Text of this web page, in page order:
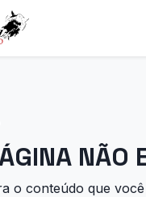
NÃO
o conteúdo que